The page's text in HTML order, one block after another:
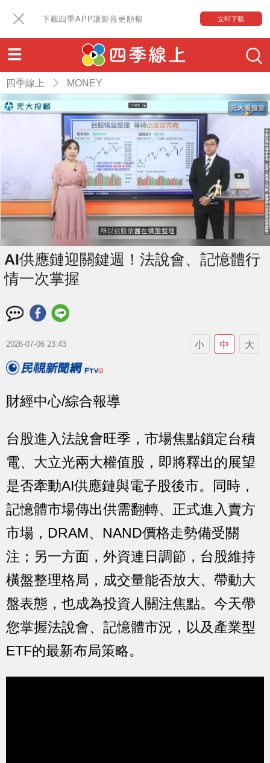
下載四季APP讓影音更順暢 立即下載
四季線上 MONEY
AI供應鏈迎關鍵週！法說會、記憶體行
情一次掌握
2026-07-06 23:43 小 中 大
財經中心/綜合報導
台股進入法說會旺季，市場焦點鎖定台積
電、大立光兩大權值股，即將釋出的展望
是否牽動AI供應鏈與電子股後市。同時，
記憶體市場傳出供需翻轉、正式進入賣方
市場，DRAM、NAND價格走勢備受關
注；另一方面，外資連日調節，台股維持
橫盤整理格局，成交量能否放大、帶動大
盤表態，也成為投資人關注焦點。今天帶
您掌握法說會、記憶體市況，以及產業型
ETF的最新布局策略。